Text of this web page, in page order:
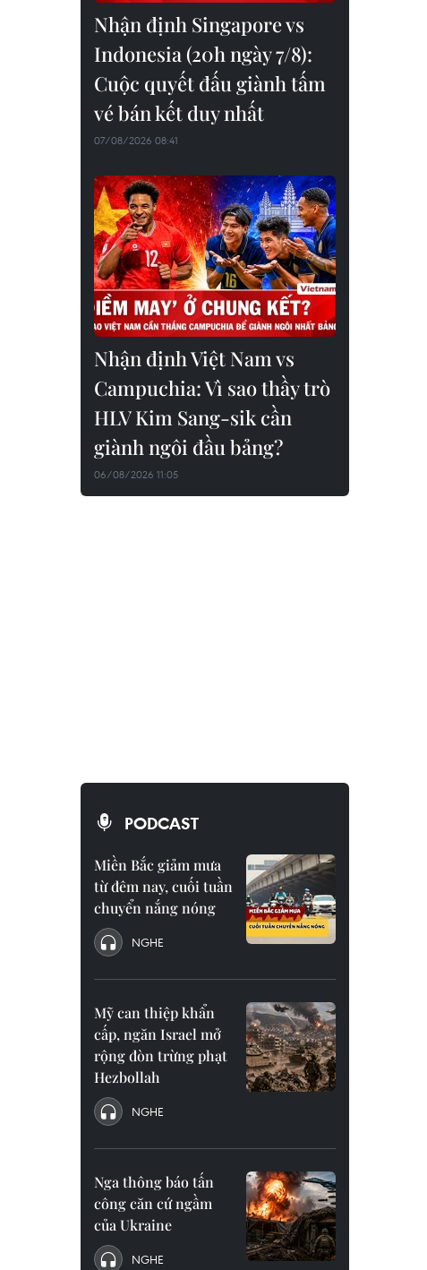
Nhận định Singapore vs
Indonesia (20h ngày 7/8):
Cuộc quyết đấu giành tấm
vé bán kết duy nhất
07/08/2026 08:41
Nhận định Việt Nam vs
Campuchia: Vì sao thầy trò
HLV Kim Sang-sik cần
giành ngôi đầu bảng?
06/08/2026 11:05
PODCAST
Miền Bắc giảm mưa
từ đêm nay, cuối tuần
chuyển nắng nóng
NGHE
Mỹ can thiệp khẩn
cấp, ngăn Israel mở
rộng đòn trừng phạt
Hezbollah
NGHE
Nga thông báo tấn
công căn cứ ngầm
của Ukraine
NGHE